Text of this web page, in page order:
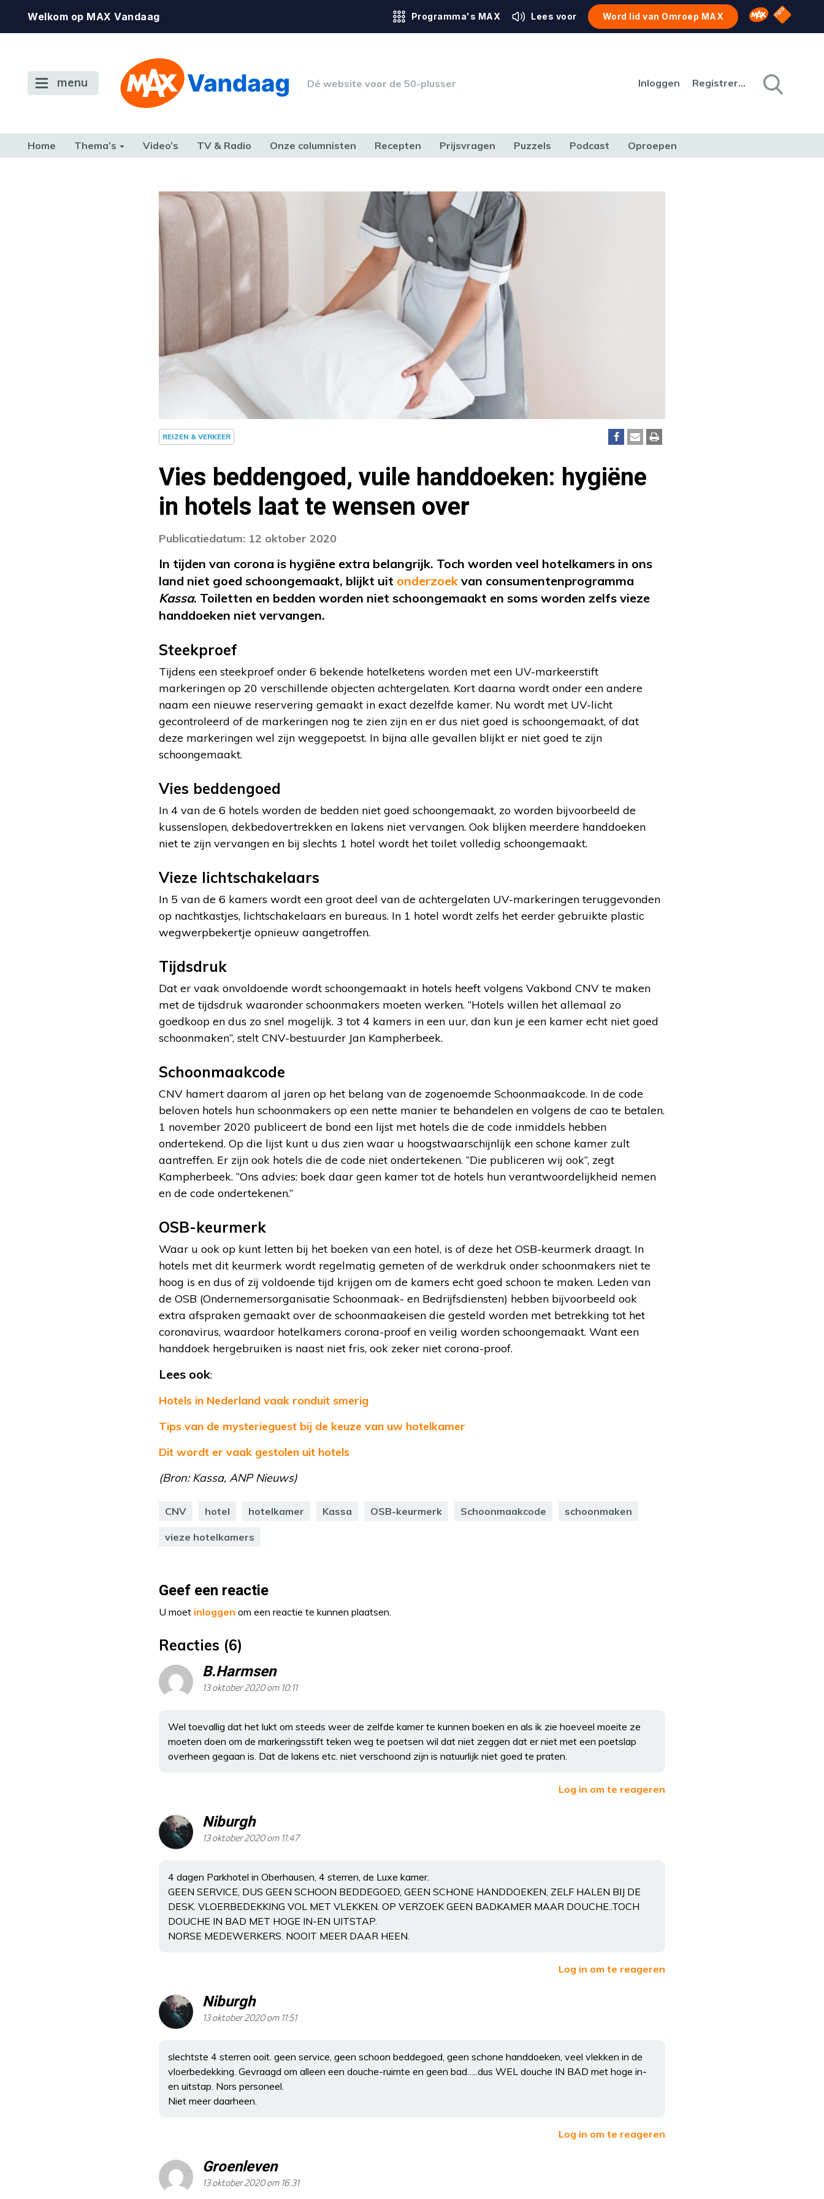
Welkom op MAX Vandaag Programma's MAX Lees voor Word lid van Omroep MAX Omroep MAX
NPO
menu Dé website voor de 50-plusser Inloggen Registreren
Home Thema’s Video’s TV & Radio Onze columnisten Recepten Prijsvragen Puzzels Podcast Oproepen
REIZEN & VERKEER
Vies beddengoed, vuile handdoeken: hygiëne
in hotels laat te wensen over
Publicatiedatum: 12 oktober 2020
In tijden van corona is hygiëne extra belangrijk. Toch worden veel hotelkamers in ons
land niet goed schoongemaakt, blijkt uit onderzoek van consumentenprogramma
Kassa. Toiletten en bedden worden niet schoongemaakt en soms worden zelfs vieze
handdoeken niet vervangen.
Steekproef
Tijdens een steekproef onder 6 bekende hotelketens worden met een UV-markeerstift
markeringen op 20 verschillende objecten achtergelaten. Kort daarna wordt onder een andere
naam een nieuwe reservering gemaakt in exact dezelfde kamer. Nu wordt met UV-licht
gecontroleerd of de markeringen nog te zien zijn en er dus niet goed is schoongemaakt, of dat
deze markeringen wel zijn weggepoetst. In bijna alle gevallen blijkt er niet goed te zijn
schoongemaakt.
Vies beddengoed
In 4 van de 6 hotels worden de bedden niet goed schoongemaakt, zo worden bijvoorbeeld de
kussenslopen, dekbedovertrekken en lakens niet vervangen. Ook blijken meerdere handdoeken
niet te zijn vervangen en bij slechts 1 hotel wordt het toilet volledig schoongemaakt.
Vieze lichtschakelaars
In 5 van de 6 kamers wordt een groot deel van de achtergelaten UV-markeringen teruggevonden
op nachtkastjes, lichtschakelaars en bureaus. In 1 hotel wordt zelfs het eerder gebruikte plastic
wegwerpbekertje opnieuw aangetroffen.
Tijdsdruk
Dat er vaak onvoldoende wordt schoongemaakt in hotels heeft volgens Vakbond CNV te maken
met de tijdsdruk waaronder schoonmakers moeten werken. “Hotels willen het allemaal zo
goedkoop en dus zo snel mogelijk. 3 tot 4 kamers in een uur, dan kun je een kamer echt niet goed
schoonmaken”, stelt CNV-bestuurder Jan Kampherbeek.
Schoonmaakcode
CNV hamert daarom al jaren op het belang van de zogenoemde Schoonmaakcode. In de code
beloven hotels hun schoonmakers op een nette manier te behandelen en volgens de cao te betalen.
1 november 2020 publiceert de bond een lijst met hotels die de code inmiddels hebben
ondertekend. Op die lijst kunt u dus zien waar u hoogstwaarschijnlijk een schone kamer zult
aantreffen. Er zijn ook hotels die de code niet ondertekenen. “Die publiceren wij ook”, zegt
Kampherbeek. “Ons advies: boek daar geen kamer tot de hotels hun verantwoordelijkheid nemen
en de code ondertekenen.”
OSB-keurmerk
Waar u ook op kunt letten bij het boeken van een hotel, is of deze het OSB-keurmerk draagt. In
hotels met dit keurmerk wordt regelmatig gemeten of de werkdruk onder schoonmakers niet te
hoog is en dus of zij voldoende tijd krijgen om de kamers echt goed schoon te maken. Leden van
de OSB (Ondernemersorganisatie Schoonmaak- en Bedrijfsdiensten) hebben bijvoorbeeld ook
extra afspraken gemaakt over de schoonmaakeisen die gesteld worden met betrekking tot het
coronavirus, waardoor hotelkamers corona-proof en veilig worden schoongemaakt. Want een
handdoek hergebruiken is naast niet fris, ook zeker niet corona-proof.
Lees ook:
Hotels in Nederland vaak ronduit smerig
Tips van de mysterieguest bij de keuze van uw hotelkamer
Dit wordt er vaak gestolen uit hotels
(Bron: Kassa, ANP Nieuws)
CNV hotel hotelkamer Kassa OSB-keurmerk Schoonmaakcode schoonmaken
vieze hotelkamers
Geef een reactie
U moet inloggen om een reactie te kunnen plaatsen.
Reacties (6)
B.Harmsen
13 oktober 2020 om 10:11
Wel toevallig dat het lukt om steeds weer de zelfde kamer te kunnen boeken en als ik zie hoeveel moeite ze
moeten doen om de markeringsstift teken weg te poetsen wil dat niet zeggen dat er niet met een poetslap
overheen gegaan is. Dat de lakens etc. niet verschoond zijn is natuurlijk niet goed te praten.
Log in om te reageren
Niburgh
13 oktober 2020 om 11:47
4 dagen Parkhotel in Oberhausen, 4 sterren, de Luxe kamer.
GEEN SERVICE, DUS GEEN SCHOON BEDDEGOED, GEEN SCHONE HANDDOEKEN, ZELF HALEN BIJ DE
DESK. VLOERBEDEKKING VOL MET VLEKKEN. OP VERZOEK GEEN BADKAMER MAAR DOUCHE..TOCH
DOUCHE IN BAD MET HOGE IN-EN UITSTAP.
NORSE MEDEWERKERS. NOOIT MEER DAAR HEEN.
Log in om te reageren
Niburgh
13 oktober 2020 om 11:51
slechtste 4 sterren ooit. geen service, geen schoon beddegoed, geen schone handdoeken, veel vlekken in de
vloerbedekking. Gevraagd om alleen een douche-ruimte en geen bad…..dus WEL douche IN BAD met hoge in-
en uitstap. Nors personeel.
Niet meer daarheen.
Log in om te reageren
Groenleven
13 oktober 2020 om 16:31